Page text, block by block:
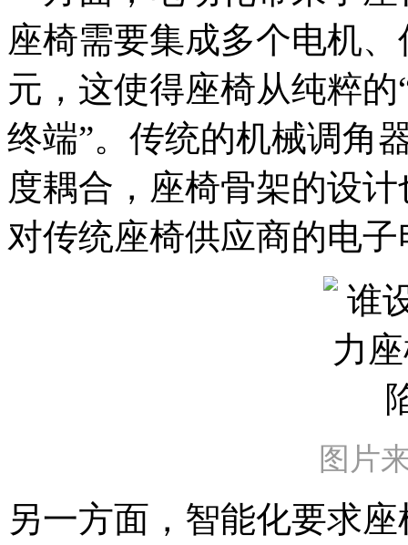
座椅需要集成多个电机
元，这使得座椅从纯粹
终端”。传统的机械调角
度耦合，座椅骨架的设
对传统座椅供应商的电
图片
另一方面，智能化要求